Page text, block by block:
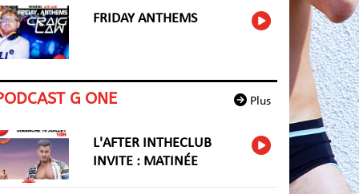
FRIDAY ANTHEMS
Plus
G ONE
L'AFTER INTHECLUB
INVITE : MATINÉE